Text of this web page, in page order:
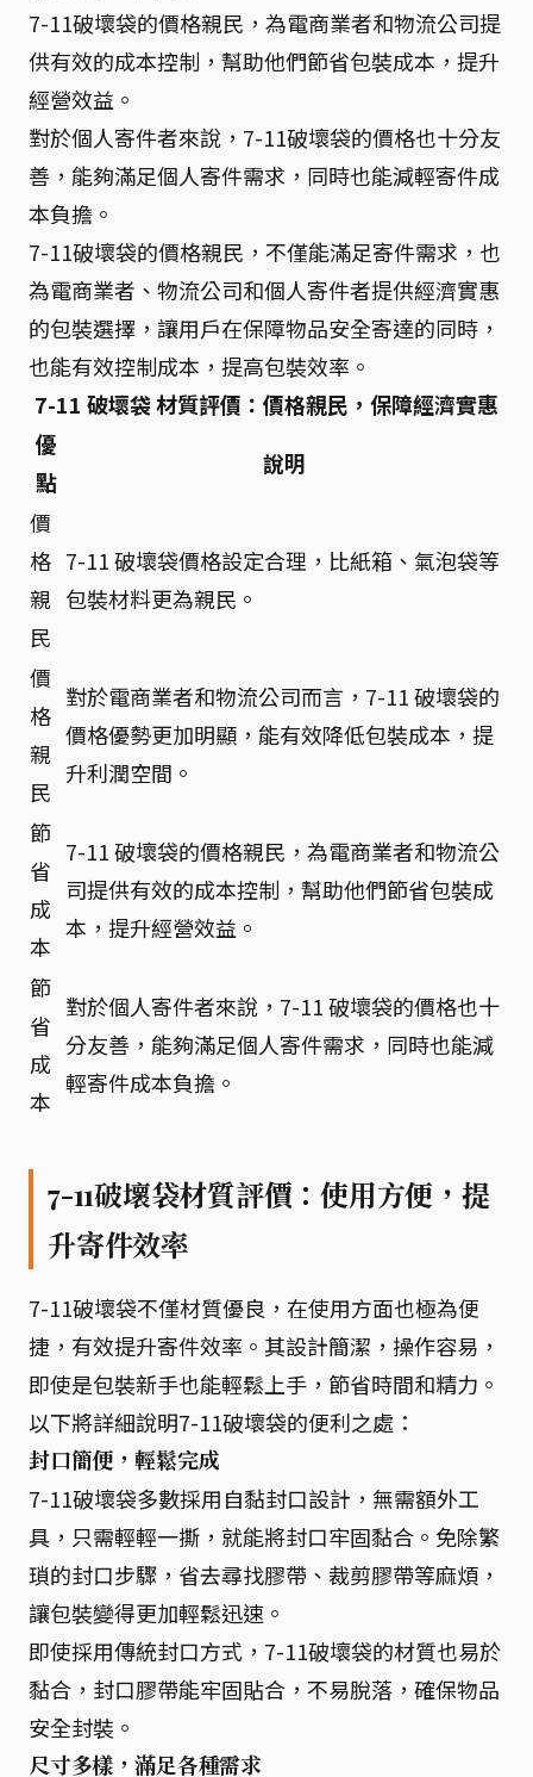
7-11破壞袋的價格親民，為電商業者和物流公司提
供有效的成本控制，幫助他們節省包裝成本，提升
經營效益。
對於個人寄件者來說，7-11破壞袋的價格也十分友
善，能夠滿足個人寄件需求，同時也能減輕寄件成
本負擔。
7-11破壞袋的價格親民，不僅能滿足寄件需求，也
為電商業者、物流公司和個人寄件者提供經濟實惠
的包裝選擇，讓用戶在保障物品安全寄達的同時，
也能有效控制成本，提高包裝效率。
7-11 破壞袋 材質評價：價格親民，保障經濟實惠
優
點
說明
價
格
親
民
7-11 破壞袋價格設定合理，比紙箱、氣泡袋等
包裝材料更為親民。
價
格
親
民
對於電商業者和物流公司而言，7-11 破壞袋的
價格優勢更加明顯，能有效降低包裝成本，提
升利潤空間。
節
省
成
本
7-11 破壞袋的價格親民，為電商業者和物流公
司提供有效的成本控制，幫助他們節省包裝成
本，提升經營效益。
節
省
成
本
對於個人寄件者來說，7-11 破壞袋的價格也十
分友善，能夠滿足個人寄件需求，同時也能減
輕寄件成本負擔。
7-11破壞袋材質評價：使用方便，提
升寄件效率
7-11破壞袋不僅材質優良，在使用方面也極為便
捷，有效提升寄件效率。其設計簡潔，操作容易，
即使是包裝新手也能輕鬆上手，節省時間和精力。
以下將詳細說明7-11破壞袋的便利之處：
封口簡便，輕鬆完成
7-11破壞袋多數採用自黏封口設計，無需額外工
具，只需輕輕一撕，就能將封口牢固黏合。免除繁
瑣的封口步驟，省去尋找膠帶、裁剪膠帶等麻煩，
讓包裝變得更加輕鬆迅速。
即使採用傳統封口方式，7-11破壞袋的材質也易於
黏合，封口膠帶能牢固貼合，不易脫落，確保物品
安全封裝。
尺寸多樣，滿足各種需求